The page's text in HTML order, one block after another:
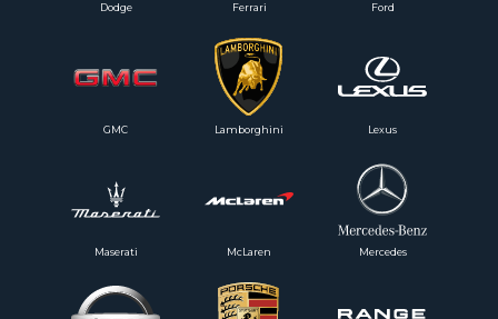
Ferrari
Lamborghini Lexus
Maserati McLaren Mercedes
Ford
Dodge
GMC